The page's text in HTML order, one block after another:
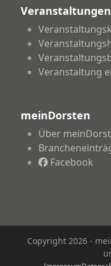
Veranstaltungen
Veranstaltung
meinDorsten
Über
Facebook
Copyright 2026 -